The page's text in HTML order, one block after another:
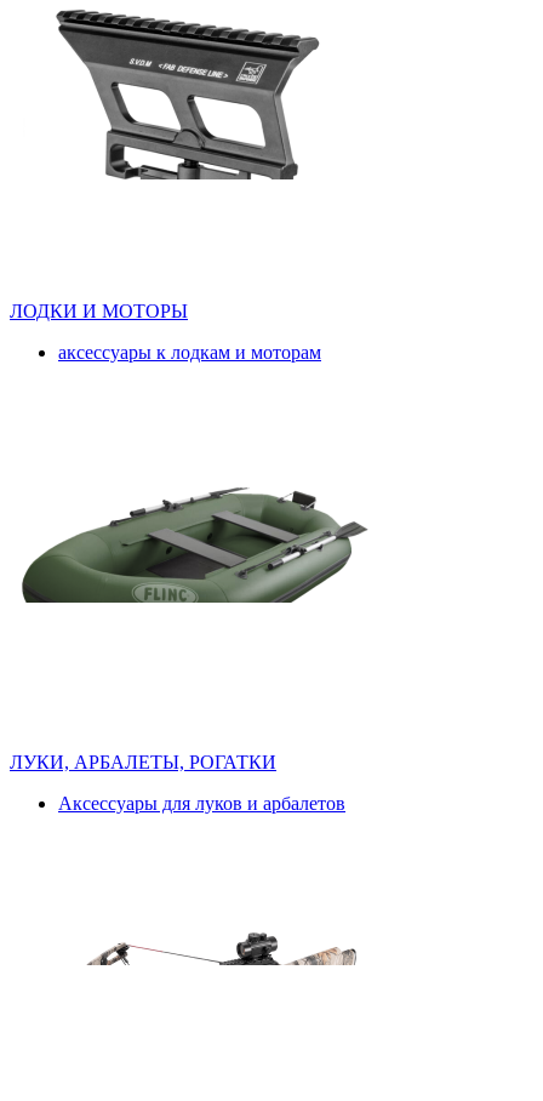
ЛОДКИ И МОТОРЫ
аксессуары к лодкам и моторам
ЛУКИ, АРБАЛЕТЫ, РОГАТКИ
Аксессуары для луков и арбалетов